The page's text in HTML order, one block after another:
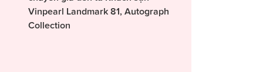
Vinpearl Landmark 81, Autograph
Collection